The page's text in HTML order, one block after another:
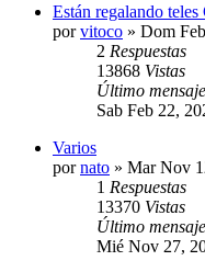
Están regalando teles
porvitoco » Dom
2 Respuestas
13868 Vistas
Último mensaje
Sab Feb 22,
Varios
pornato » Mar Nov
1 Respuestas
13370 Vistas
Último mensaje
Mié Nov 27,